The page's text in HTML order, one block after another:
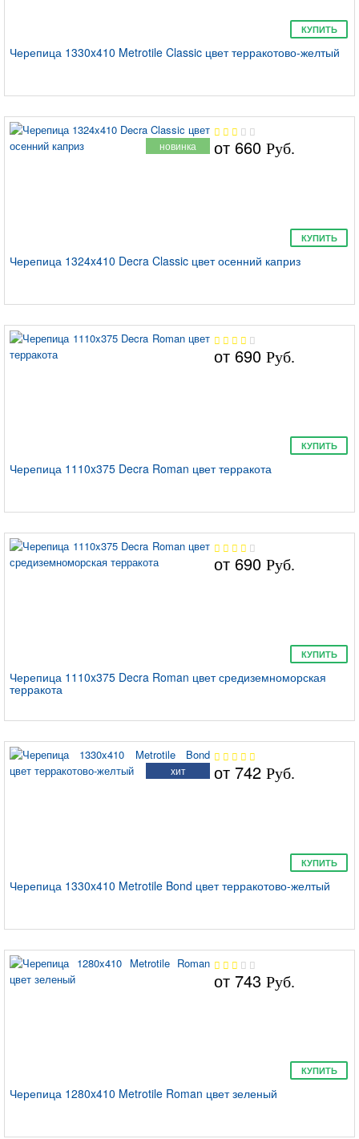
КУПИТЬ
Черепица 1330x410 Metrotile Classic цвет терракотово-желтый
новинка от660 Руб.
КУПИТЬ
Черепица 1324x410 Decra Classic цвет осенний каприз
от690 Руб.
КУПИТЬ
Черепица 1110x375 Decra Roman цвет терракота
от690 Руб.
КУПИТЬ
Черепица 1110x375 Decra Roman цвет средиземноморская
терракота
хит от 742 Руб.
КУПИТЬ
Черепица 1330x410 Metrotile Bond цвет терракотово-желтый
от 743 Руб.
КУПИТЬ
Черепица 1280x410 Metrotile Roman цвет зеленый